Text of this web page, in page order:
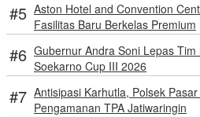
Aston Hotel and Convention
Fasilitas Baru Berkelas Premium
Gubernur Andra Soni Lepas
Soekarno Cup III 2026
Antisipasi Karhutla, Polsek
Pengamanan TPA Jatiwaringin